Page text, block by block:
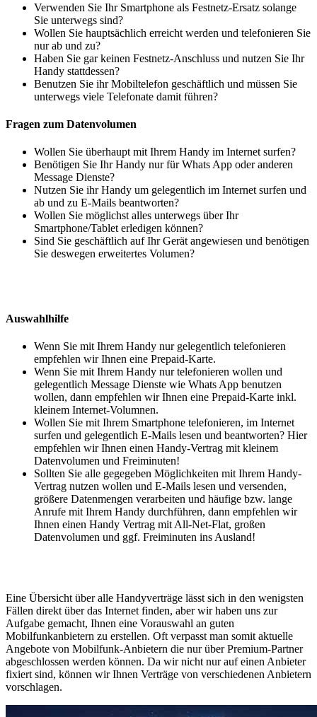
Verwenden Sie Ihr Smartphone als Festnetz-Ersatz solange
Sie unterwegs sind?
Wollen Sie hauptsächlich erreicht werden und telefonieren Sie
nur ab und zu?
Haben Sie gar keinen Festnetz-Anschluss und nutzen Sie Ihr
Handy stattdessen?
Benutzen Sie ihr Mobiltelefon geschäftlich und müssen Sie
unterwegs viele Telefonate damit führen?
Fragen zum Datenvolumen
Wollen Sie überhaupt mit Ihrem Handy im Internet surfen?
Benötigen Sie Ihr Handy nur für Whats App oder anderen
Message Dienste?
Nutzen Sie ihr Handy um gelegentlich im Internet surfen und
ab und zu E-Mails beantworten?
Wollen Sie möglichst alles unterwegs über Ihr
Smartphone/Tablet erledigen können?
Sind Sie geschäftlich auf Ihr Gerät angewiesen und benötigen
Sie deswegen erweitertes Volumen?
Auswahlhilfe
Wenn Sie mit Ihrem Handy nur gelegentlich telefonieren
empfehlen wir Ihnen eine Prepaid-Karte.
Wenn Sie mit Ihrem Handy nur telefonieren wollen und
gelegentlich Message Dienste wie Whats App benutzen
wollen, dann empfehlen wir Ihnen eine Prepaid-Karte inkl.
kleinem Internet-Volumnen.
Wollen Sie mit Ihrem Smartphone telefonieren, im Internet
surfen und gelegentlich E-Mails lesen und beantworten? Hier
empfehlen wir Ihnen einen Handy-Vertrag mit kleinem
Datenvolumen und Freiminuten!
Sollten Sie alle gegegeben Möglichkeiten mit Ihrem Handy-
Vertrag nutzen wollen und E-Mails lesen und versenden,
größere Datenmengen verarbeiten und häufige bzw. lange
Anrufe mit Ihrem Handy durchführen, dann empfehlen wir
Ihnen einen Handy Vertrag mit All-Net-Flat, großen
Datenvolumen und ggf. Freiminuten ins Ausland!
Eine Übersicht über alle Handyverträge lässt sich in den wenigsten
Fällen direkt über das Internet finden, aber wir haben uns zur
Aufgabe gemacht, Ihnen eine Vorauswahl an guten
Mobilfunkanbietern zu erstellen. Oft verpasst man somit aktuelle
Angebote von Mobilfunk-Anbietern die nur über Premium-Partner
abgeschlossen werden können. Da wir nicht nur auf einen Anbieter
fixiert sind, können wir Ihnen Verträge von verschiedenen Anbietern
vorschlagen.